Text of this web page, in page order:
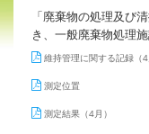
「廃棄物の処理及び
き、一般廃棄物処理
維持管理に関する記録（4
測定位置
測定結果（4月）